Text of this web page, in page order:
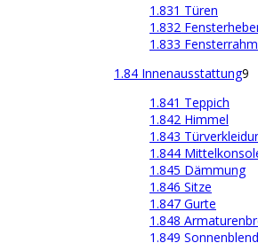
1.831 Türen
1.832
1.833
1.84 Innenausstattung9
1.841 Teppich
1.842 Himmel
1.843
1.844
1.845 Dämmung
1.846 Sitze
1.847 Gurte
1.848
1.849